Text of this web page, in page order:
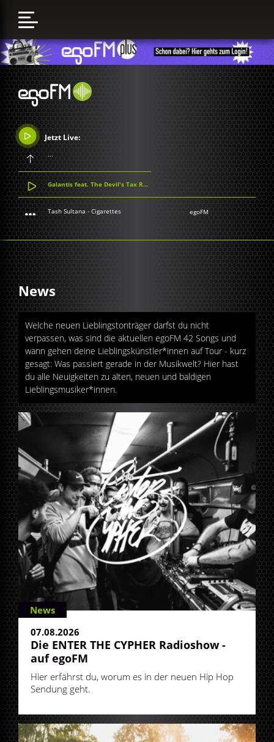
Jetzt Live:
...
Galantis feat. The Devil's Tax Return - Stay Alive
Tash Sultana - Cigarettes egoFM
News
Welche neuen Lieblingstonträger darfst du nicht
verpassen, was sind die aktuellen egoFM 42 Songs und
wann gehen deine Lieblingskünstler*innen auf Tour - kurz
gesagt: Was passiert gerade in der Musikwelt? Hier hast
du alle Neuigkeiten zu alten, neuen und baldigen
Lieblingsmusiker*innen.
News
07.08.2026
Die ENTER THE CYPHER Radioshow -
auf egoFM
Hier erfährst du, worum es in der neuen Hip Hop
Sendung geht.